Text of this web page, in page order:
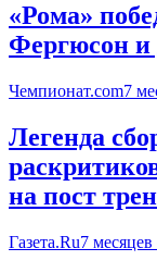
«Рома»
Фергюсон и
Чемпионат.com7
Легенда
на пост
Газета.Ru7 месяцев